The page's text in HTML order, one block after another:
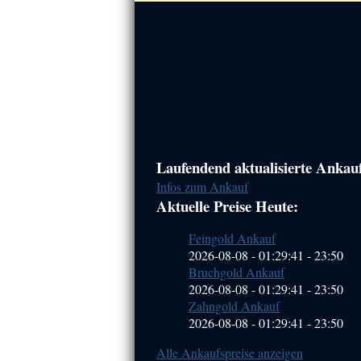
Haupt-
Sidebar
(Primary)
Laufendend aktualisierte
Infos zum Ankauf
Aktuelle Preise Heute:
Feingold Ankauf
2026-08-08 - 01:29:41 -23:50
Bruchgold Ankauf
2026-08-08 - 01:29:41 -23:50
Zahngold Ankauf
2026-08-08 - 01:29:41 -23:50
Alle Ankaufspreise anzeigen